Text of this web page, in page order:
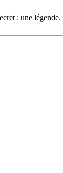
: une légende.